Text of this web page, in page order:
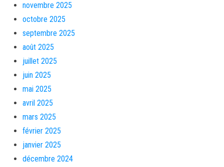
novembre 2025
octobre 2025
septembre 2025
août 2025
juillet 2025
juin 2025
mai 2025
avril 2025
mars 2025
février 2025
janvier 2025
décembre 2024